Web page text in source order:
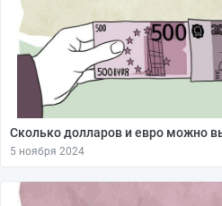
Сколько долларов и евро можно
5 ноября 2024